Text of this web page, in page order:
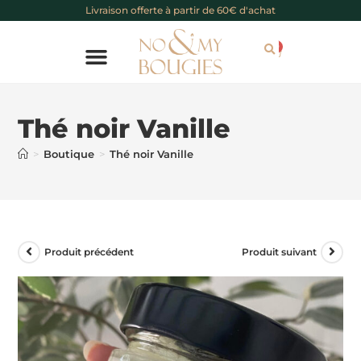
Livraison offerte à partir de 60€ d'achat
0
Thé noir Vanille
> Boutique > Thé noir Vanille
Produit précédent Produit suivant